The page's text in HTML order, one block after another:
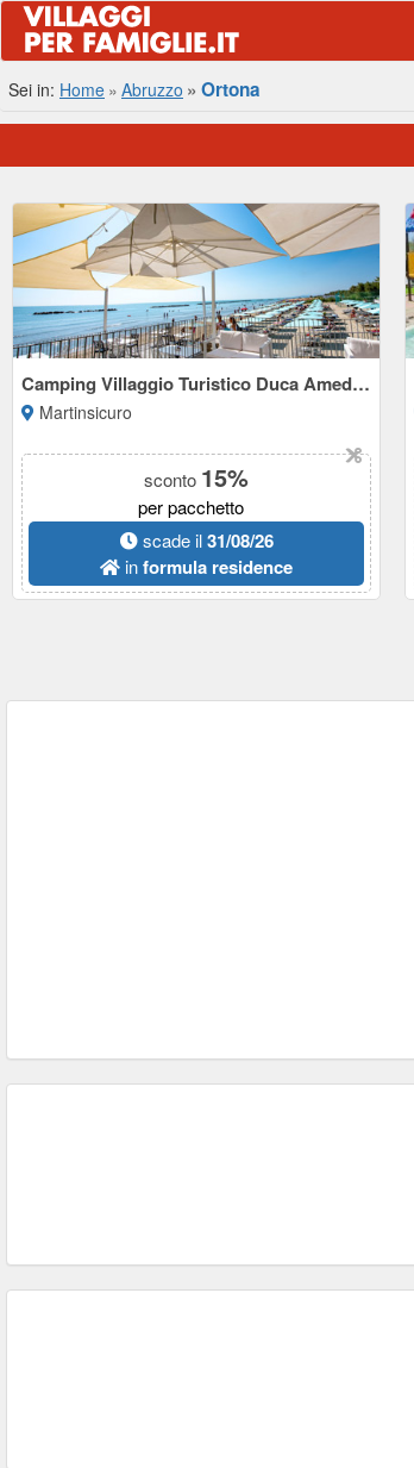
Sei in: Home Abruzzo Ortona
Camping Villaggio Turistico Duca Amedeo
Martinsicuro
sconto 15%
per pacchetto
scade il31/08/26
informula residence